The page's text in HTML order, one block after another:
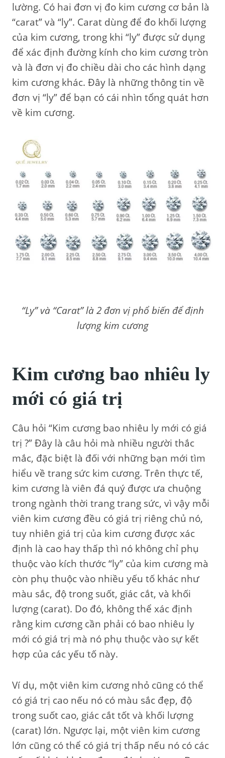
lường. Có hai đơn vị đo kim cương cơ bản là
“carat” và “ly”. Carat dùng để đo khối lượng
của kim cương, trong khi “ly” được sử dụng
để xác định đường kính cho kim cương tròn
và là đơn vị đo chiều dài cho các hình dạng
kim cương khác. Đây là những thông tin về
đơn vị “ly” để bạn có cái nhìn tổng quát hơn
về kim cương.
“Ly” và “Carat” là 2 đơn vị phổ biến để định
lượng kim cương
Kim cương bao nhiêu ly
mới có giá trị
Câu hỏi “Kim cương bao nhiêu ly mới có giá
trị ?” Đây là câu hỏi mà nhiều người thắc
mắc, đặc biệt là đối với những bạn mới tìm
hiểu về trang sức kim cương. Trên thực tế,
kim cương là viên đá quý được ưa chuộng
trong ngành thời trang trang sức, vì vậy mỗi
viên kim cương đều có giá trị riêng chủ nó,
tuy nhiên giá trị của kim cương được xác
định là cao hay thấp thì nó không chỉ phụ
thuộc vào kích thước “ly” của kim cương mà
còn phụ thuộc vào nhiều yếu tố khác như
màu sắc, độ trong suốt, giác cắt, và khối
lượng (carat). Do đó, không thể xác định
rằng kim cương cần phải có bao nhiêu ly
mới có giá trị mà nó phụ thuộc vào sự kết
hợp của các yếu tố này.
Ví dụ, một viên kim cương nhỏ cũng có thể
có giá trị cao nếu nó có màu sắc đẹp, độ
trong suốt cao, giác cắt tốt và khối lượng
(carat) lớn. Ngược lại, một viên kim cương
lớn cũng có thể có giá trị thấp nếu nó có các